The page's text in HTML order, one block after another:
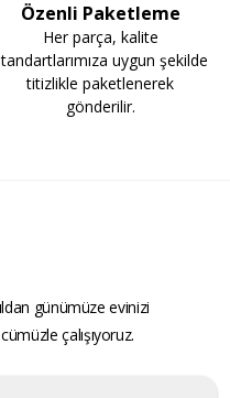
Özenli Paketleme
Her parça, kalite
uygun şekilde
titizlikle paketlenerek
gönderilir.
günümüze evinizi
çalışıyoruz.